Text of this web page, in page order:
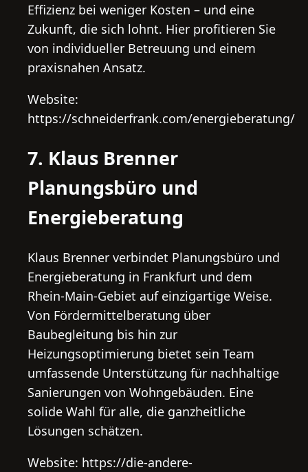
Effizienz bei weniger Kosten – und eine
Zukunft, die sich lohnt. Hier profitieren Sie
von individueller Betreuung und einem
praxisnahen Ansatz.
Website:
https://schneiderfrank.com/energieberatung/
7. Klaus Brenner
Planungsbüro und
Energieberatung
Klaus Brenner verbindet Planungsbüro und
Energieberatung in Frankfurt und dem
Rhein-Main-Gebiet auf einzigartige Weise.
Von Fördermittelberatung über
Baubegleitung bis hin zur
Heizungsoptimierung bietet sein Team
umfassende Unterstützung für nachhaltige
Sanierungen von Wohngebäuden. Eine
solide Wahl für alle, die ganzheitliche
Lösungen schätzen.
Website: https://die-andere-